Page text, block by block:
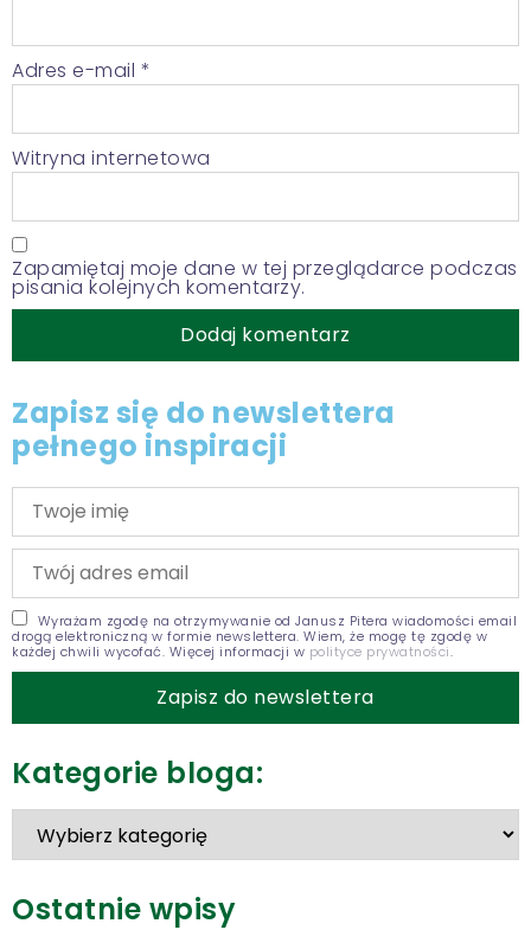
Adres e-mail *
Witryna internetowa
Zapamiętaj moje dane w tej przeglądarce podczas
pisania kolejnych komentarzy.
Zapisz się do newslettera
pełnego inspiracji
Wyrażam zgodę na otrzymywanie od Janusz Pitera wiadomości email
drogą elektroniczną w formie newslettera. Wiem, że mogę tę zgodę w
każdej chwili wycofać. Więcej informacji w polityce prywatności.
Kategorie bloga:
Ostatnie wpisy